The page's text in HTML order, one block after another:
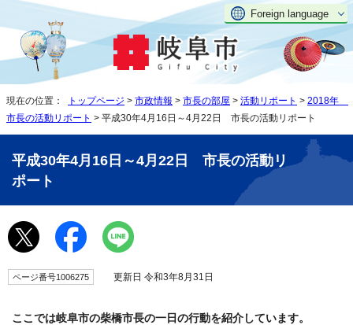
Foreign language
現在の位置： トップページ > 市政情報 > 市長の部屋 > 活動リポート > 2018年
市長の活動リポート > 平成30年4月16日～4月22日 市長の活動リポート
平成30年4月16日～4月22日 市長の活動リ
ポート
ページ番号1006275 更新日 令和3年8月31日
ここでは岐阜市の柴橋市長の一日の行動を紹介しています。